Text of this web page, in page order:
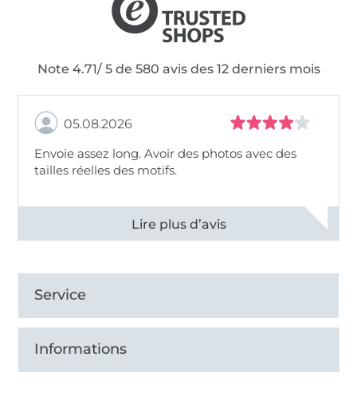
Note 4.71/ 5 de 580 avis des 12 derniers mois
05.08.2026
Envoie assez long. Avoir des photos avec des
tailles réelles des motifs.
Voir tous les 11494 commentaires
Service
Informations